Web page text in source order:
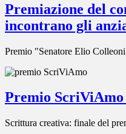
Premiazione del
incontrano gli
Premio "Senatore Elio
Premio ScriViAmo
Scrittura creativa: finale del